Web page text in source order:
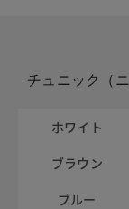
チュニック（
ホワイト
ブラウン
ブルー